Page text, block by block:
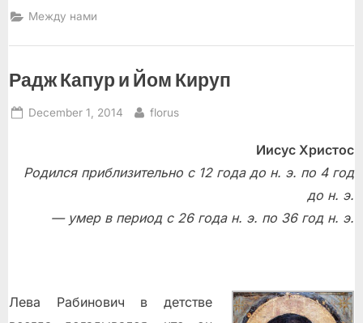
Между нами
Радж Капур и Йом Кируп
Posted
December 1, 2014 By
florus
Иисус Христос
Родился приблизительно с 12 года до н. э. по 4 год
до н. э.
— умер в период с 26 года н. э. по 36 год н. э.
Лева Рабинович в детстве